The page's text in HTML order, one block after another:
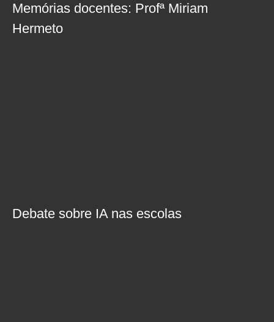
Memórias docentes: Profª Miriam
Hermeto
Debate sobre IA nas escolas